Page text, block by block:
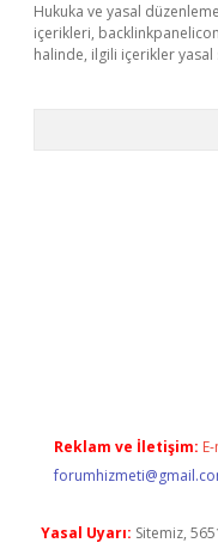
Hukuka ve yasal
içerikleri,
halinde, ilgili içerikler yasal
Reklam ve İletişim:
Yasal Uyarı: Sitemiz,